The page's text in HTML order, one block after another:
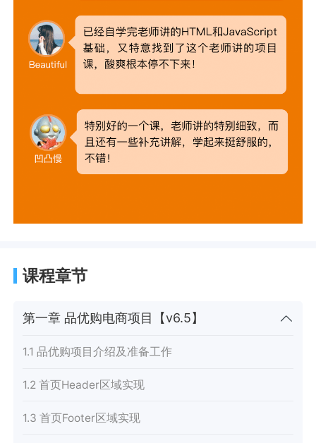
课程章节
第一章 品优购电商项目【v6.5】
1.1 品优购项目介绍及准备工作
1.2 首页Header区域实现
1.3 首页Footer区域实现